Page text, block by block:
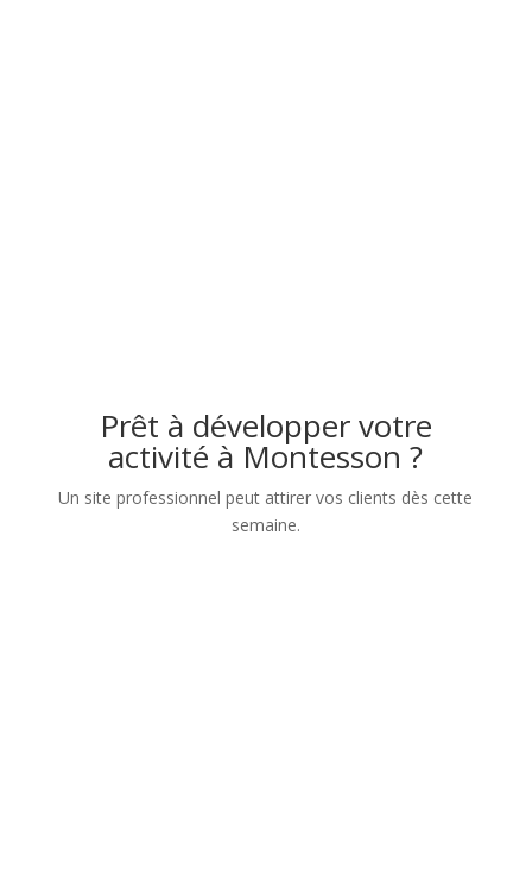
Prêt à développer votre
activité à Montesson ?
Un site professionnel peut attirer vos clients dès cette
semaine.